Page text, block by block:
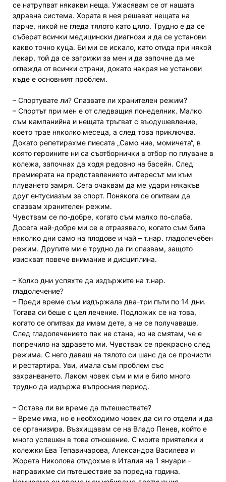
се натрупват някакви неща. Ужасявам се от нашата
здравна система. Хората в нея решават нещата на
парче, никой не гледа тялото като цяло. Трудно е да се
съберат всички медицински диагнози и да се установи
какво точно куца. Би ми се искало, като отида при някой
лекар, той да се загрижи за мен и да започне да ме
оглежда от всички страни, докато накрая не установи
къде е основният проблем.
– Спортувате ли? Спазвате ли хранителен режим?
– Спортът при мен е от следващия понеделник. Малко
съм кампанийна и нещата тръгват с въодушевление,
което трае няколко месеца, а след това приключва.
Докато репетирахме пиесата „Само ние, момичета“, в
която героините ни са съотборнички в отбор по плуване в
колежа, започнах да ходя редовно на басейн. След
премиерата на представлението интересът ми към
плуването замря. Сега очаквам да ме удари някакъв
друг ентусиазъм за спорт. Понякога се опитвам да
спазвам хранителен режим.
Чувствам се по-добре, когато съм малко по-слаба.
Досега най-добре ми се е отразявало, когато съм била
няколко дни само на плодове и чай – т.нар. гладолечебен
режим. Другите ми е трудно да ги спазвам, защото
изискват повече внимание и дисциплина.
– Колко дни успяхте да издържите на т.нар.
гладолечение?
– Преди време съм издържала два-три пъти по 14 дни.
Тогава си беше с цел лечение. Подложих се на това,
когато се опитвах да имам дете, а не се получаваше.
След гладолечението пак не стана, но не смятам, че е
попречило на здравето ми. Чувствах се прекрасно след
режима. С него даваш на тялото си шанс да се прочисти
и рестартира. Уви, имала съм проблем със
захранването. Лаком човек съм и ми е било много
трудно да издържа въпросния период.
– Остава ли ви време да пътешествате?
– Време има, но е необходимо човек да си го отдели и да
се организира. Възхищавам се на Владо Пенев, който е
много успешен в това отношение. С моите приятелки и
колежки Ева Тепавичарова, Александра Василева и
Жорета Николова отидохме в Италия на 1 януари –
направихме си пътешествие за поредна година.